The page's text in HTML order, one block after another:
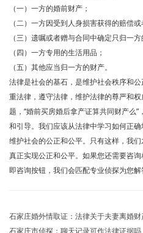
（一）一方的婚前财产；
（二）一方因受到人身损害获得的赔偿或
（三）遗嘱或者赠与合同中确定只归一方
（四）一方专用的生活用品；
（五）其他应当归一方的财产。
法律是社会的基石，是维护社会秩序和
重法律，遵守法律，维护法律的尊严和
题，“婚前买房婚后拿产证算共同财产么
和引导。我们应该从法律中学习如何正
维护社会的公正和公平。只有这样，我
真正实现公正和公平。如果您还需要咨
即咨询按钮，我们会匹配专业侦探为您解
石家庄婚外情取证：法律关于夫妻离婚
石家庄市侦探：聊天记录可作法律证据吗